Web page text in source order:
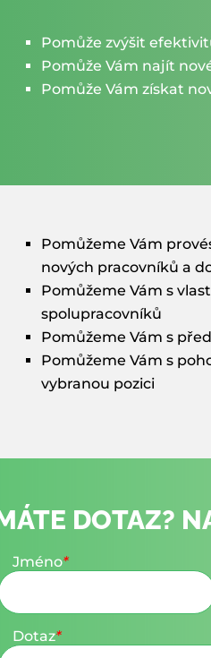
Pomůže zvýšit
Pomůže Vám najít
Pomůže Vám získat
Pomůžeme Vám
nových pracovníků a
Pomůžeme Vám s
spolupracovníků
Pomůžeme Vám s
Pomůžeme Vám s
vybranou pozici
DOTAZ?
Jméno*
Dotaz*